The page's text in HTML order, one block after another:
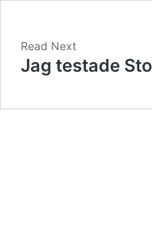
Read Next
Jag testade